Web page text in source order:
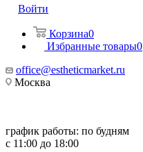
Войти
Корзина0
Избранные товары0
office@estheticmarket.ru
Москва
график работы: по будням
с 11:00 до 18:00